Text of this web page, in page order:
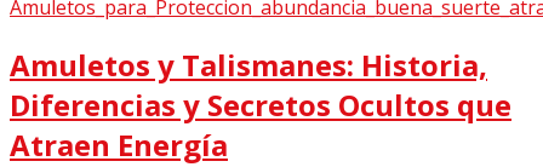
Amuletos y Talismanes: Historia,
Diferencias y Secretos Ocultos que
Atraen Energía